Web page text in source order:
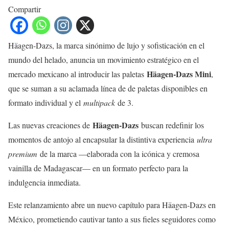
Compartir
Häagen-Dazs, la marca sinónimo de lujo y sofisticación en el
mundo del helado, anuncia un movimiento estratégico en el
mercado mexicano al introducir las paletas Häagen-Dazs Mini,
que se suman a su aclamada línea de de paletas disponibles en
formato individual y el multipack de 3.
Las nuevas creaciones de Häagen-Dazs buscan redefinir los
momentos de antojo al encapsular la distintiva experiencia ultra
premium de la marca —elaborada con la icónica y cremosa
vainilla de Madagascar— en un formato perfecto para la
indulgencia inmediata.
Este relanzamiento abre un nuevo capítulo para Häagen-Dazs en
México, prometiendo cautivar tanto a sus fieles seguidores como